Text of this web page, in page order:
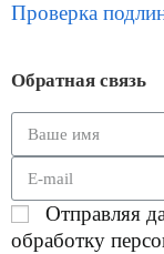
Проверка
Обратная связь
Отправляя
обработку